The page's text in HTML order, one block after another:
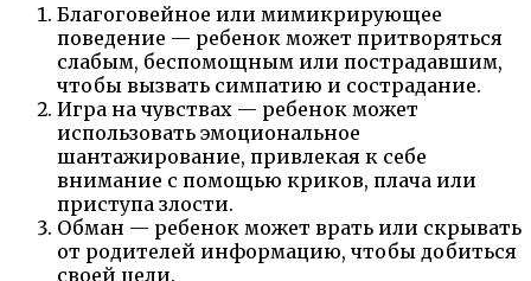
Благоговейное или мимикрирующее
поведение — ребенок может притворяться
слабым, беспомощным или пострадавшим,
чтобы вызвать симпатию и сострадание.
Игра на чувствах — ребенок может
использовать эмоциональное
шантажирование, привлекая к себе
внимание с помощью криков, плача или
приступа злости.
Обман — ребенок может врать или скрывать
от родителей информацию, чтобы добиться
своей цели.